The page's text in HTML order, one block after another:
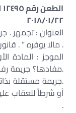
٢٠١٨/٠١/٢٢
العنوان : تجمهر .
. مالا يوفره ” .
.مفادها؟ جريمة
.جريمة مستقلة
أو شرطاً للعقاب
.